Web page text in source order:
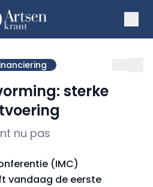
sterke
nu pas
(IMC)
vandaag de eerste